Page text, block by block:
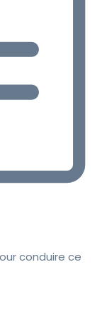
conduire ce